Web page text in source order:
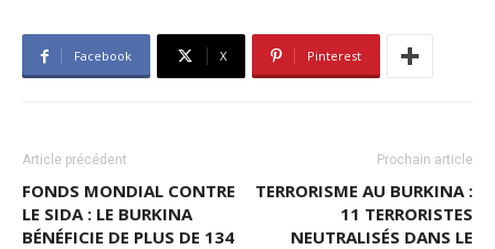
Facebook X Pinterest
Article précédent
FONDS MONDIAL CONTRE
LE SIDA : LE BURKINA
BÉNÉFICIE DE PLUS DE 134
Prochain article
TERRORISME AU BURKINA :
11 TERRORISTES
NEUTRALISÉS DANS LE